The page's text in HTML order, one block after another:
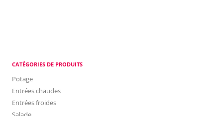
CATÉGORIES DE PRODUITS
Potage
Entrées chaudes
Entrées froides